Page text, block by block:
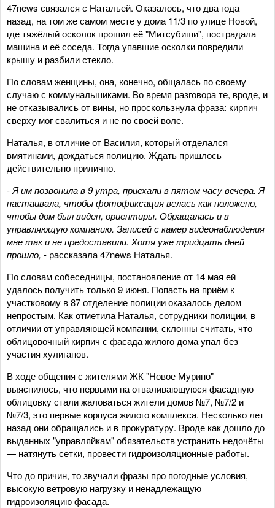
47news связался с Натальей. Оказалось, что два года
назад, на том же самом месте у дома 11/3 по улице Новой,
где тяжёлый осколок прошил её "Митсубиши", пострадала
машина и её соседа. Тогда упавшие осколки повредили
крышу и разбили стекло.
По словам женщины, она, конечно, общалась по своему
случаю с коммунальшиками. Во время разговора те, вроде, и
не отказывались от вины, но проскользнула фраза: кирпич
сверху мог свалиться и не по своей воле.
Наталья, в отличие от Василия, который отделался
вмятинами, дождаться полицию. Ждать пришлось
действительно прилично.
- Я им позвонила в 9 утра, приехали в пятом часу вечера. Я
настаивала, чтобы фотофиксация велась как положено,
чтобы дом был виден, ориентиры. Обращалась и в
управляющую компанию. Записей с камер видеонаблюдения
мне так и не предоставили. Хотя уже тридцать дней
прошло, - рассказала 47news Наталья.
По словам собеседницы, постановление от 14 мая ей
удалось получить только 9 июня. Попасть на приём к
участковому в 87 отделение полиции оказалось делом
непростым. Как отметила Наталья, сотрудники полиции, в
отличии от управляющей компании, склонны считать, что
облицовочный кирпич с фасада жилого дома упал без
участия хулиганов.
В ходе общения с жителями ЖК "Новое Мурино"
выяснилось, что первыми на отваливающуюся фасадную
облицовку стали жаловаться жители домов №7, №7/2 и
№7/3, это первые корпуса жилого комплекса. Несколько лет
назад они обращались и в прокуратуру. Вроде как дошло до
выданных "управляйкам" обязательств устранить недочёты
— натянуть сетки, провести гидроизоляционные работы.
Что до причин, то звучали фразы про погодные условия,
высокую ветровую нагрузку и ненадлежащую
гидроизоляцию фасада.